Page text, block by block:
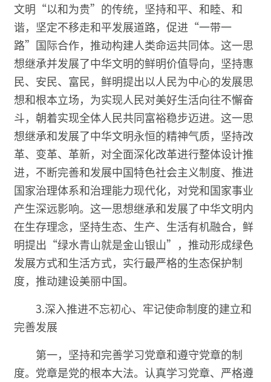
文明“以和为贵”的传统，坚持和平、和睦、和
谐，坚定不移走和平发展道路，促进“一带一
路”国际合作，推动构建人类命运共同体。这一思
想继承并发展了中华文明的鲜明价值导向，坚持惠
民、安民、富民，鲜明提出以人民为中心的发展思
想和根本立场，为实现人民对美好生活向往不懈奋
斗，朝着实现全体人民共同富裕稳步迈进。这一思
想继承和发展了中华文明永恒的精神气质，坚持改
革、变革、革新，对全面深化改革进行整体设计推
进，不断完善和发展中国特色社会主义制度、推进
国家治理体系和治理能力现代化，对党和国家事业
产生深远影响。这一思想继承和发展了中华文明内
在生存理念，坚持生态、生产、生活有机融合，鲜
明提出“绿水青山就是金山银山”，推动形成绿色
发展方式和生活方式，实行最严格的生态保护制
度，推动建设美丽中国。
3.深入推进不忘初心、牢记使命制度的建立和
完善发展
第一，坚持和完善学习党章和遵守党章的制
度。党章是党的根本大法。认真学习党章、严格遵